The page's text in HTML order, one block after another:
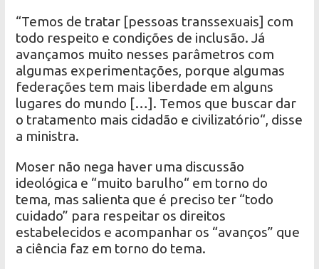
“Temos de tratar [pessoas transsexuais] com
todo respeito e condições de inclusão. Já
avançamos muito nesses parâmetros com
algumas experimentações, porque algumas
federações tem mais liberdade em alguns
lugares do mundo […]. Temos que buscar dar
o tratamento mais cidadão e civilizatório“, disse
a ministra.
Moser não nega haver uma discussão
ideológica e “muito barulho“ em torno do
tema, mas salienta que é preciso ter “todo
cuidado” para respeitar os direitos
estabelecidos e acompanhar os “avanços” que
a ciência faz em torno do tema.